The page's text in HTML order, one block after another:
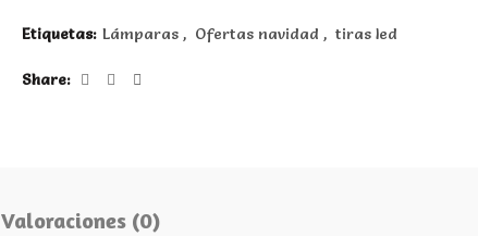
Etiquetas: Lámparas , Ofertas navidad , tiras led
Share
Valoraciones (0)